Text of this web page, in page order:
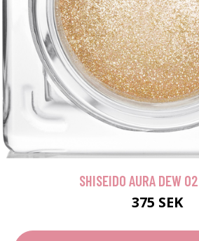
SHISEIDO AURA DEW
375 SEK